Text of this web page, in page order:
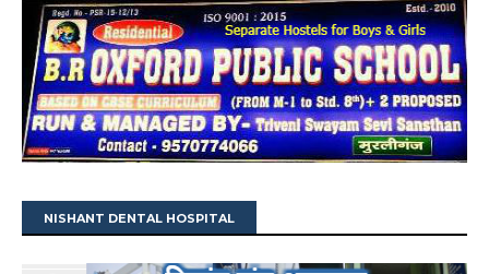
NISHANT DENTAL HOSPITAL